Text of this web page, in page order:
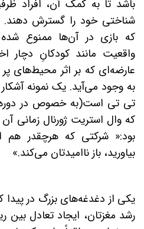
باشد تا به کمک آن، افراد
شناختی خود را گسترش
که بازی در آن‌ها ممنوع
واقعیت مانند کودکانِ دچار
عارضه‌ای که بر اثر محیط‌های پر
به وجود می‌آید. یک نمونه
تی تی است(به خصوص در دوره
که وال استریت ژورنال زمانی
بود:« شرکتی که هرچقدر هم
بیاورید، باز ناامیدتان می‌کند.»
یکی از دغدغه‌های بزرگ در
رشد مغزتان، ایجاد تعادل